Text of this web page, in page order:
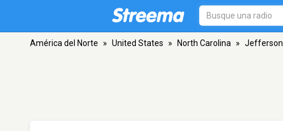
América del Norte » United States » North Carolina » Jefferson